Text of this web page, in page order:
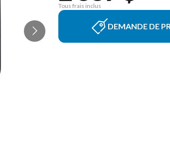
Tous frais inclus
DEMANDE DE